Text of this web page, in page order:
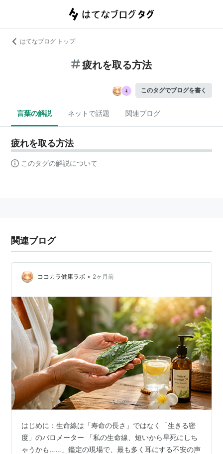
はてなブログ トップ
疲れを取る方法
このタグでブログを書く
言葉の解説 ネットで話題 関連ブログ
疲れを取る方法
このタグの解説について
関連ブログ
ココカラ健康ラボ • 2ヶ月前
はじめに：生命線は「寿命の長さ」ではなく「生きる密
度」のバロメーター 「私の生命線、短いから早死にしち
ゃうかも……」鑑定の現場で、最も多く耳にする不安の声